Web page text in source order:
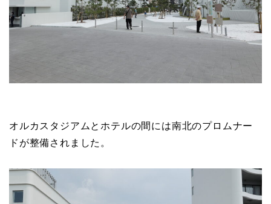
オルカスタジアムとホテルの間には南北のプロムナー
ドが整備されました。